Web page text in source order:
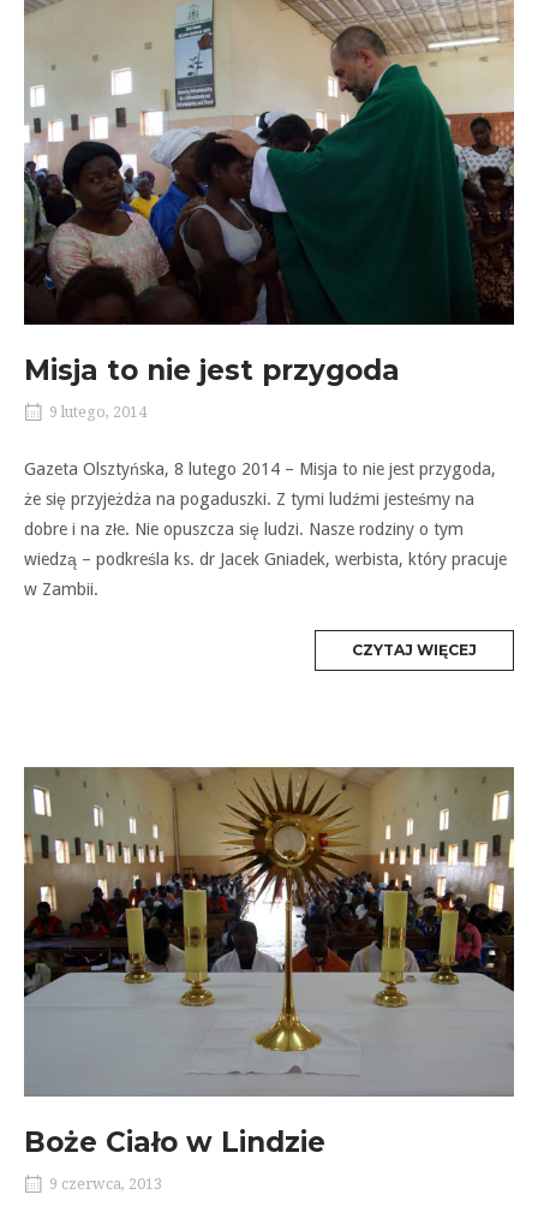
Misja to nie jest przygoda
9 lutego, 2014
Gazeta Olsztyńska, 8 lutego 2014 – Misja to nie jest przygoda,
że się przyjeżdża na pogaduszki. Z tymi ludźmi jesteśmy na
dobre i na złe. Nie opuszcza się ludzi. Nasze rodziny o tym
wiedzą – podkreśla ks. dr Jacek Gniadek, werbista, który pracuje
w Zambii.
CZYTAJ WIĘCEJ
Boże Ciało w Lindzie
9 czerwca, 2013